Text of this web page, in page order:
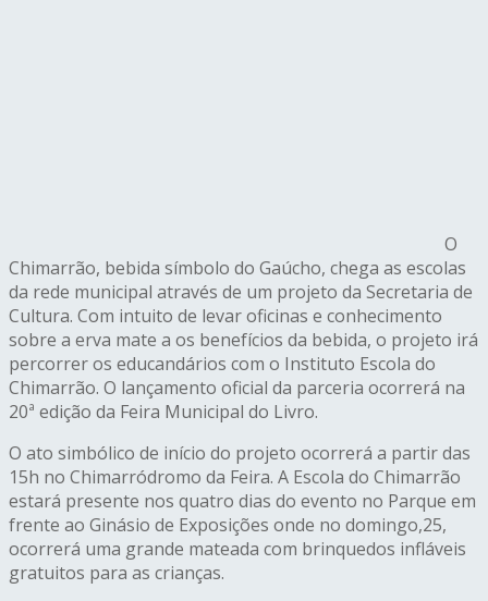
O
Chimarrão, bebida símbolo do Gaúcho, chega as escolas
da rede municipal através de um projeto da Secretaria de
Cultura. Com intuito de levar oficinas e conhecimento
sobre a erva mate a os benefícios da bebida, o projeto irá
percorrer os educandários com o Instituto Escola do
Chimarrão. O lançamento oficial da parceria ocorrerá na
20ª edição da Feira Municipal do Livro.
O ato simbólico de início do projeto ocorrerá a partir das
15h no Chimarródromo da Feira. A Escola do Chimarrão
estará presente nos quatro dias do evento no Parque em
frente ao Ginásio de Exposições onde no domingo,25,
ocorrerá uma grande mateada com brinquedos infláveis
gratuitos para as crianças.